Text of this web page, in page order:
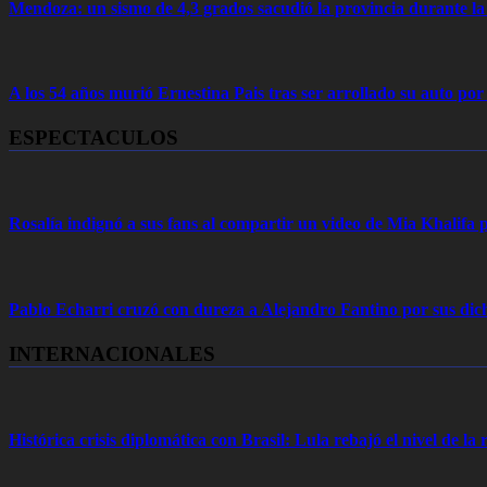
Mendoza: un sismo de 4,3 grados sacudió la provincia durante
A los 54 años murió Ernestina Pais tras ser arrollado su auto
ESPECTACULOS
Rosalía indignó a sus fans al compartir un video de Mia Khalifa
Pablo Echarri cruzó con dureza a Alejandro Fantino por sus
INTERNACIONALES
Histórica crisis diplomática con Brasil: Lula rebajó el nivel de la